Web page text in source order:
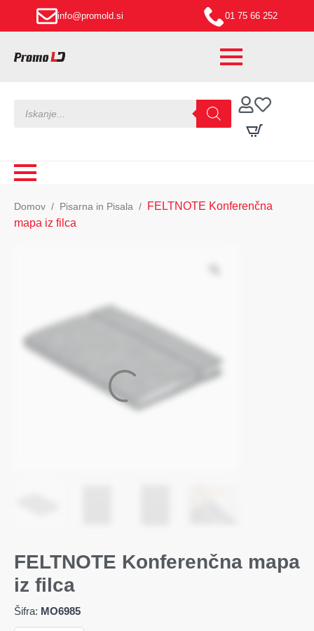
info@promold.si 01 75 66 252
search
Domov Pisarna in Pisala
FELTNOTE Konferenčna
mapa iz filca
FELTNOTE Konferenčna mapa
iz filca
Šifra: MO6985